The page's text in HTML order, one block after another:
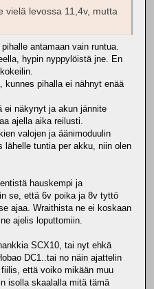
vielä levossa 11,4v, mutta
antamaan vain runtua.
hypin nyppylöistä jne. En
kunnes pihalla ei nähnyt enää
ei näkynyt ja akun jännite
ajella aika reilusti.
valojen ja äänimoduulin
lähelle tuntia per akku, niin olen
hauskempi ja
se, että 6v poika ja 8v tyttö
ajaa. Wraithista ne ei koskaan
ajelis loputtomiin.
SCX10, tai nyt ehkä
DC1..tai no näin ajattelin
että voiko mikään muu
isolla skaalalla mitä tämä